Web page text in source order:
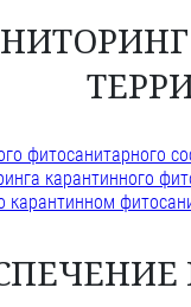
фитосанитарного
карантинного